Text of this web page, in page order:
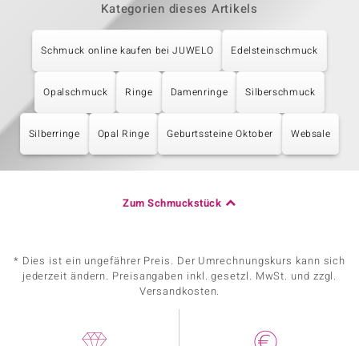
Kategorien dieses Artikels
Schmuck online kaufen bei JUWELO Edelsteinschmuck
Opalschmuck Ringe Damenringe Silberschmuck
Silberringe Opal Ringe Geburtssteine Oktober Websale
Zum Schmuckstück
* Dies ist ein ungefährer Preis. Der Umrechnungskurs kann sich
jederzeit ändern. Preisangaben inkl. gesetzl. MwSt. und zzgl.
Versandkosten.